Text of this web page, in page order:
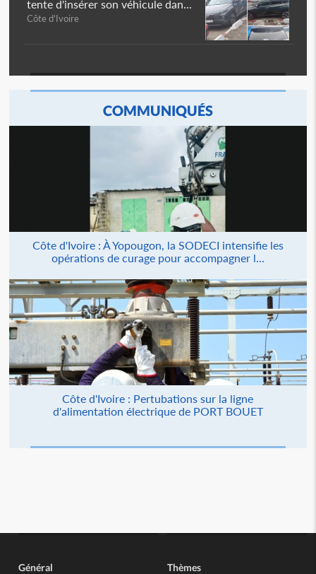
tente d'insérer son véhicule dan...
Côte d'Ivoire
COMMUNIQUÉS
Côte d'Ivoire : À Yopougon, la SODECI intensifie les
opérations de curage pour accompagner l...
Côte d'Ivoire : Pertubations sur la ligne
d'alimentation électrique de PORT BOUET
Général Thèmes